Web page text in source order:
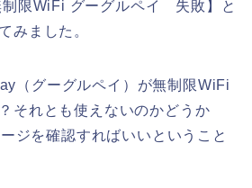
制限WiFi グーグルペイ 失敗】と
みました。
（グーグルペイ）が無制限WiFi
それとも使えないのかどうか
ジを確認すればいいということ